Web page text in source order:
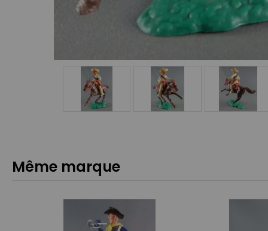
Même marque